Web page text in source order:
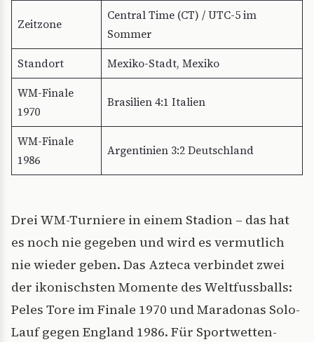
Zeitzone
Central Time (CT) / UTC-5 im
Sommer
Standort
Mexiko-Stadt, Mexiko
WM-Finale
1970
Brasilien 4:1 Italien
WM-Finale
1986
Argentinien 3:2 Deutschland
Drei WM-Turniere in einem Stadion – das hat
es noch nie gegeben und wird es vermutlich
nie wieder geben. Das Azteca verbindet zwei
der ikonischsten Momente des Weltfussballs:
Peles Tore im Finale 1970 und Maradonas Solo-
Lauf gegen England 1986. Für Sportwetten-